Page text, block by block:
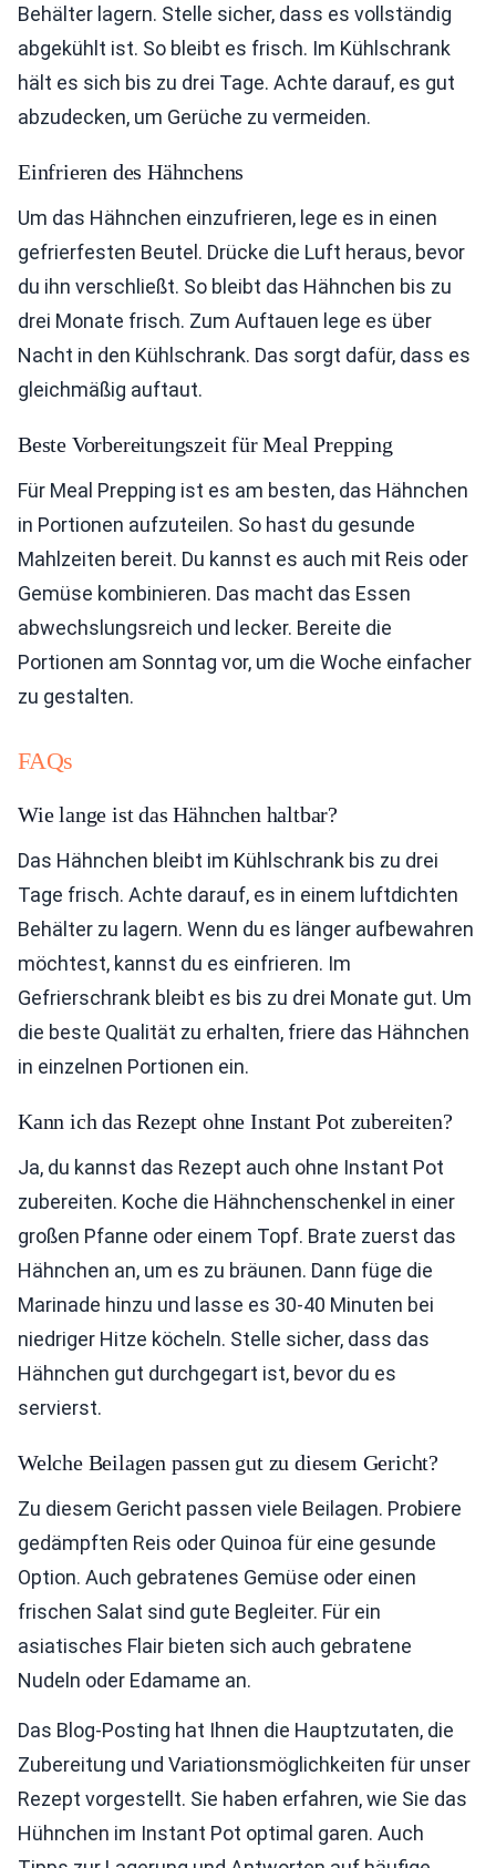
Behälter lagern. Stelle sicher, dass es vollständig
abgekühlt ist. So bleibt es frisch. Im Kühlschrank
hält es sich bis zu drei Tage. Achte darauf, es gut
abzudecken, um Gerüche zu vermeiden.
Einfrieren des Hähnchens
Um das Hähnchen einzufrieren, lege es in einen
gefrierfesten Beutel. Drücke die Luft heraus, bevor
du ihn verschließt. So bleibt das Hähnchen bis zu
drei Monate frisch. Zum Auftauen lege es über
Nacht in den Kühlschrank. Das sorgt dafür, dass es
gleichmäßig auftaut.
Beste Vorbereitungszeit für Meal Prepping
Für Meal Prepping ist es am besten, das Hähnchen
in Portionen aufzuteilen. So hast du gesunde
Mahlzeiten bereit. Du kannst es auch mit Reis oder
Gemüse kombinieren. Das macht das Essen
abwechslungsreich und lecker. Bereite die
Portionen am Sonntag vor, um die Woche einfacher
zu gestalten.
FAQs
Wie lange ist das Hähnchen haltbar?
Das Hähnchen bleibt im Kühlschrank bis zu drei
Tage frisch. Achte darauf, es in einem luftdichten
Behälter zu lagern. Wenn du es länger aufbewahren
möchtest, kannst du es einfrieren. Im
Gefrierschrank bleibt es bis zu drei Monate gut. Um
die beste Qualität zu erhalten, friere das Hähnchen
in einzelnen Portionen ein.
Kann ich das Rezept ohne Instant Pot zubereiten?
Ja, du kannst das Rezept auch ohne Instant Pot
zubereiten. Koche die Hähnchenschenkel in einer
großen Pfanne oder einem Topf. Brate zuerst das
Hähnchen an, um es zu bräunen. Dann füge die
Marinade hinzu und lasse es 30-40 Minuten bei
niedriger Hitze köcheln. Stelle sicher, dass das
Hähnchen gut durchgegart ist, bevor du es
servierst.
Welche Beilagen passen gut zu diesem Gericht?
Zu diesem Gericht passen viele Beilagen. Probiere
gedämpften Reis oder Quinoa für eine gesunde
Option. Auch gebratenes Gemüse oder einen
frischen Salat sind gute Begleiter. Für ein
asiatisches Flair bieten sich auch gebratene
Nudeln oder Edamame an.
Das Blog-Posting hat Ihnen die Hauptzutaten, die
Zubereitung und Variationsmöglichkeiten für unser
Rezept vorgestellt. Sie haben erfahren, wie Sie das
Hühnchen im Instant Pot optimal garen. Auch